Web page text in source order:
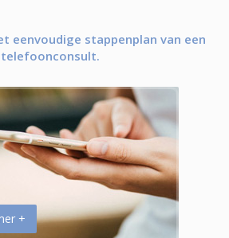
eenvoudige stappenplan van een
+